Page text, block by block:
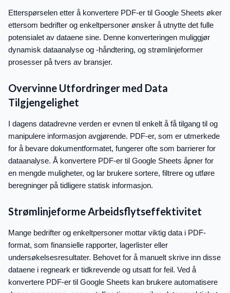
Etterspørselen etter å konvertere PDF-er til Google Sheets øker
ettersom bedrifter og enkeltpersoner ønsker å utnytte det fulle
potensialet av dataene sine. Denne konverteringen muliggjør
dynamisk dataanalyse og -håndtering, og strømlinjeformer
prosesser på tvers av bransjer.
Overvinne Utfordringer med Data
Tilgjengelighet
I dagens datadrevne verden er evnen til enkelt å få tilgang til og
manipulere informasjon avgjørende. PDF-er, som er utmerkede
for å bevare dokumentformatet, fungerer ofte som barrierer for
dataanalyse. Å konvertere PDF-er til Google Sheets åpner for
en mengde muligheter, og lar brukere sortere, filtrere og utføre
beregninger på tidligere statisk informasjon.
Strømlinjeforme Arbeidsflytseffektivitet
Mange bedrifter og enkeltpersoner mottar viktig data i PDF-
format, som finansielle rapporter, lagerlister eller
undersøkelsesresultater. Behovet for å manuelt skrive inn disse
dataene i regneark er tidkrevende og utsatt for feil. Ved å
konvertere PDF-er til Google Sheets kan brukere automatisere